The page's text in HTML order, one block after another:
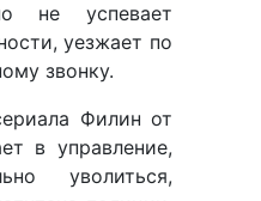
не успевает
уезжает по
звонку.
Филин от
в управление,
уволиться,